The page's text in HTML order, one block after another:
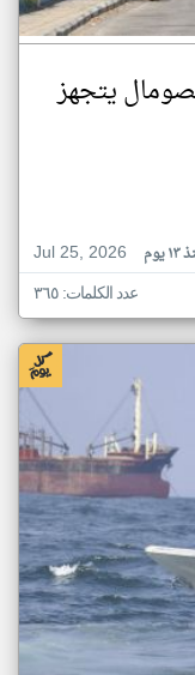
يتجهز
Jul 25, 2026
يوم
عدد الكلمات: ٣٦٥